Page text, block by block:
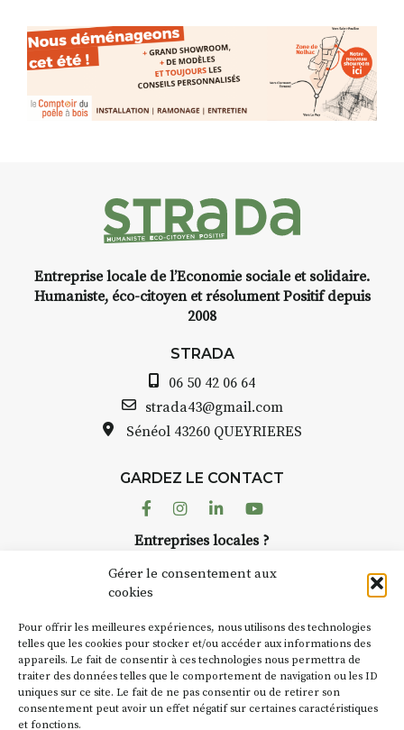
Gérer le consentement aux
cookies
Pour offrir les meilleures expériences, nous utilisons des technologies
telles que les cookies pour stocker et/ou accéder aux informations des
appareils. Le fait de consentir à ces technologies nous permettra de
traiter des données telles que le comportement de navigation ou les ID
uniques sur ce site. Le fait de ne pas consentir ou de retirer son
consentement peut avoir un effet négatif sur certaines caractéristiques
et fonctions.
Entreprise locale de l’Economie sociale et solidaire.
Humaniste, éco-citoyen et résolument Positif depuis
2008
STRADA
06 50 42 06 64
strada43@gmail.com
Sénéol 43260 QUEYRIERES
GARDEZ LE CONTACT
FacebookInstagram
LinkedinYoutube
Entreprises locales ?
Suivez toute l'actu de Strada